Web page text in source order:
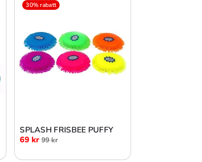
30% rabatt
SPLASH FRISBEE PUFFY
69 kr 99 kr